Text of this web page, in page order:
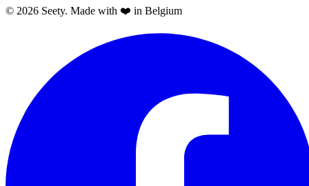
© 2026 Seety. Made with ❤️ in Belgium